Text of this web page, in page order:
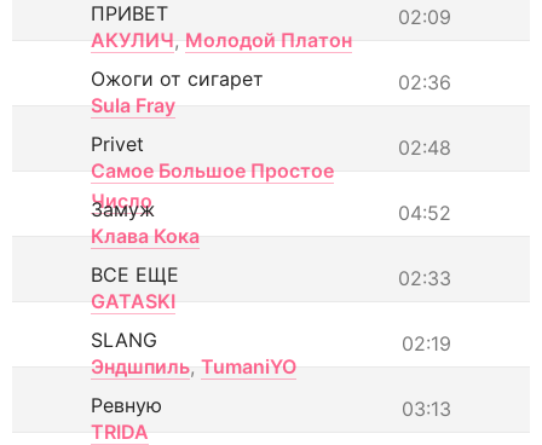
02:09
ПРИВЕТ
АКУЛИЧ, Молодой Платон
02:36
Ожоги от сигарет
Sula Fray
02:48
Privet
Самое Большое Простое
Число
04:52
Замуж
Клава Кока
02:33
ВСЕ ЕЩЕ
GATASKI
02:19
SLANG
Эндшпиль, TumaniYO
03:13
Ревную
TRIDA